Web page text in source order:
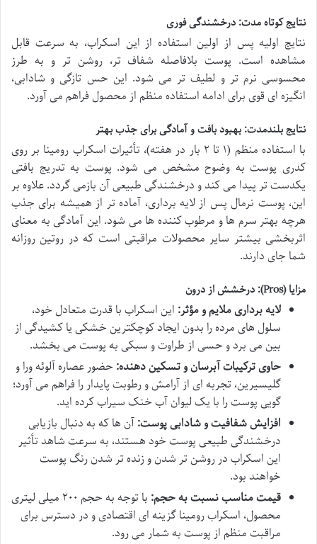
نتایج کوتاه مدت: درخشندگی فوری
نتایج اولیه پس از اولین استفاده از این اسکراب، به سرعت قابل
مشاهده است. پوست بلافاصله شفاف تر، روشن تر و به طرز
محسوسی نرم تر و لطیف تر می شود. این حس تازگی و شادابی،
انگیزه ای قوی برای ادامه استفاده منظم از محصول فراهم می آورد.
نتایج بلندمدت: بهبود بافت و آمادگی برای جذب بهتر
با استفاده منظم (۱ تا ۲ بار در هفته)، تأثیرات اسکراب رومینا بر روی
کدری پوست به وضوح مشخص می شود. پوست به تدریج بافتی
یکدست تر پیدا می کند و درخشندگی طبیعی آن بازمی گردد. علاوه بر
این، پوست نرمال پس از لایه برداری، آماده تر از همیشه برای جذب
هرچه بهتر سرم ها و مرطوب کننده ها می شود. این آمادگی به معنای
اثربخشی بیشتر سایر محصولات مراقبتی است که در روتین روزانه
شما جای دارند.
مزایا (Pros): درخشش از درون
لایه برداری ملایم و مؤثر: این اسکراب با قدرت متعادل خود،
سلول های مرده را بدون ایجاد کوچکترین خشکی یا کشیدگی از
بین می برد و حسی از طراوت و سبکی به پوست می بخشد.
حاوی ترکیبات آبرسان و تسکین دهنده: حضور عصاره آلوئه ورا و
گلیسیرین، تجربه ای از آرامش و رطوبت پایدار را فراهم می آورد؛
گویی پوست را با یک لیوان آب خنک سیراب کرده اید.
افزایش شفافیت و شادابی پوست:آن ها که به دنبال بازیابی
درخشندگی طبیعی پوست خود هستند، به سرعت شاهد تأثیر
این اسکراب در روشن تر شدن و زنده تر شدن رنگ پوست
خواهند بود.
قیمت مناسب نسبت به حجم:
با توجه به حجم ۲۰۰ میلی لیتری
محصول، اسکراب رومینا گزینه ای اقتصادی و در دسترس برای
مراقبت منظم از پوست به شمار می رود.